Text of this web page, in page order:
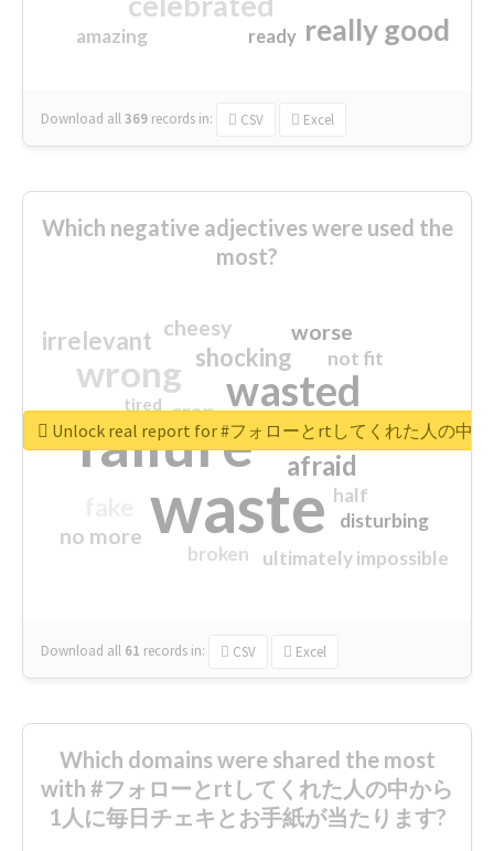
really good
amazing ready
Download all369 records in: CSV Excel
Which negative adjectives were used the
most?
waste
failure
wasted
wrong
sorry
afraid
shocking
irrelevant worse
no more
crap
cheesy
ultimately impossible
not fit
half
disturbing
closed
broken
tired
Download all 61 records in: CSV Excel
Unlock real report for #フォローとrtしてくれた人の中
Which domains were shared the most
with #フォローとrtしてくれた人の中から
1人に毎日チェキとお手紙が当たります?